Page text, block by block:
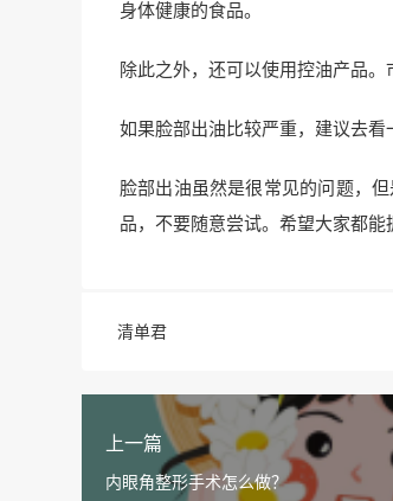
身体健康的食品。
除此之外，还可以使用控油产品
如果脸部出油比较严重，建议去看
脸部出油虽然是很常见的问题，
品，不要随意尝试。希望大家都能
清单君
上一篇
内眼角整形手术怎么做？